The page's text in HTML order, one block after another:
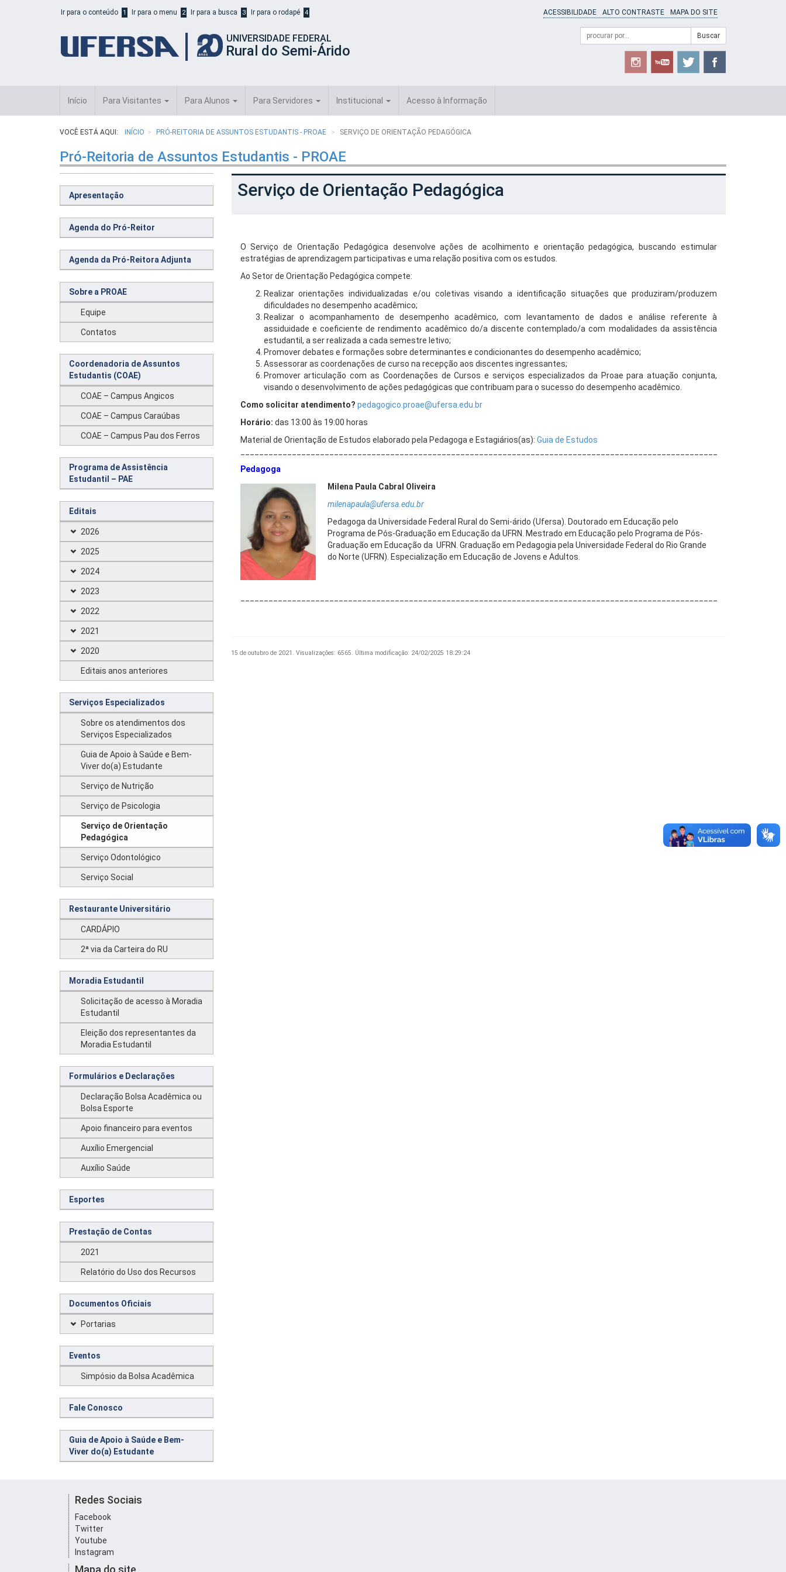
Ir para o conteúdo 1 Ir para o menu 2 Ir para a busca 3 Ir para o rodapé 4 ACESSIBILIDADE ALTO CONTRASTE MAPA DO SITE
UNIVERSIDADE FEDERAL
Rural do Semi-Árido
Formulário
Campo
de
Buscar
Início Para Visitantes Para Alunos Para Servidores Institucional Acesso à Informação
VOCÊ ESTÁ AQUI: INÍCIO PRÓ-REITORIA DE ASSUNTOS ESTUDANTIS - PROAE SERVIÇO DE ORIENTAÇÃO PEDAGÓGICA
Pró-Reitoria de Assuntos Estudantis - PROAE
Apresentação
Agenda do Pró-Reitor
Agenda da Pró-Reitora Adjunta
Sobre a PROAE
Equipe
Contatos
Coordenadoria de Assuntos
Estudantis (COAE)
COAE – Campus Angicos
COAE – Campus Caraúbas
COAE – Campus Pau dos Ferros
Programa de Assistência
Estudantil – PAE
Editais
2026
2025
2024
2023
2022
2021
2020
Editais anos anteriores
Serviços Especializados
Sobre os atendimentos dos
Serviços Especializados
Guia de Apoio à Saúde e Bem-
Viver do(a) Estudante
Serviço de Nutrição
Serviço de Psicologia
Serviço de Orientação
Pedagógica
Serviço Odontológico
Serviço Social
Restaurante Universitário
CARDÁPIO
2ª via da Carteira do RU
Moradia Estudantil
Solicitação de acesso à Moradia
Estudantil
Eleição dos representantes da
Moradia Estudantil
Formulários e Declarações
Declaração Bolsa Acadêmica ou
Bolsa Esporte
Apoio financeiro para eventos
Auxílio Emergencial
Auxílio Saúde
Esportes
Prestação de Contas
2021
Relatório do Uso dos Recursos
Documentos Oficiais
Portarias
Eventos
Simpósio da Bolsa Acadêmica
Fale Conosco
Guia de Apoio à Saúde e Bem-
Viver do(a) Estudante
Serviço de Orientação Pedagógica
O Serviço de Orientação Pedagógica desenvolve ações de acolhimento e orientação pedagógica, buscando estimular
estratégias de aprendizagem participativas e uma relação positiva com os estudos.
Ao Setor de Orientação Pedagógica compete:
Realizar orientações individualizadas e/ou coletivas visando a identificação situações que produziram/produzem
dificuldades no desempenho acadêmico;
Realizar o acompanhamento de desempenho acadêmico, com levantamento de dados e análise referente à
assiduidade e coeficiente de rendimento acadêmico do/a discente contemplado/a com modalidades da assistência
estudantil, a ser realizada a cada semestre letivo;
Promover debates e formações sobre determinantes e condicionantes do desempenho acadêmico;
Assessorar as coordenações de curso na recepção aos discentes ingressantes;
Promover articulação com as Coordenações de Cursos e serviços especializados da Proae para atuação conjunta,
visando o desenvolvimento de ações pedagógicas que contribuam para o sucesso do desempenho acadêmico.
Como solicitar atendimento? pedagogico.proae@ufersa.edu.br
Horário: das 13:00 às 19:00 horas
Material de Orientação de Estudos elaborado pela Pedagoga e Estagiários(as): Guia de Estudos
Pedagoga
Milena Paula Cabral Oliveira
milenapaula@ufersa.edu.br
Pedagoga da Universidade Federal Rural do Semi-árido (Ufersa). Doutorado em Educação pelo
Programa de Pós-Graduação em Educação da UFRN. Mestrado em Educação pelo Programa de Pós-
Graduação em Educação da UFRN. Graduação em Pedagogia pela Universidade Federal do Rio Grande
do Norte (UFRN). Especialização em Educação de Jovens e Adultos.
15 de outubro de 2021. Visualizações: 6565. Última modificação: 24/02/2025 18:29:24
Redes Sociais
Facebook
Twitter
Youtube
Instagram
Mapa do site